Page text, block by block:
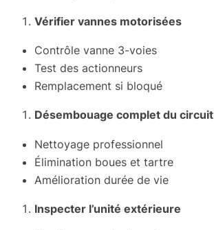
Vérifier vannes motorisées
Contrôle vanne 3-voies
Test des actionneurs
Remplacement si bloqué
Désembouage complet du circuit
Nettoyage professionnel
Élimination boues et tartre
Amélioration durée de vie
Inspecter l’unité extérieure